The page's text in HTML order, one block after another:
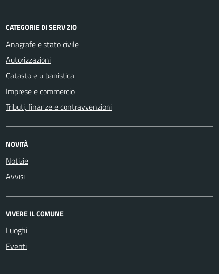
CATEGORIE DI SERVIZIO
Anagrafe e stato civile
Autorizzazioni
Catasto e urbanistica
Imprese e commercio
Tributi, finanze e contravvenzioni
NOVITÀ
Notizie
Avvisi
VIVERE IL COMUNE
Luoghi
Eventi